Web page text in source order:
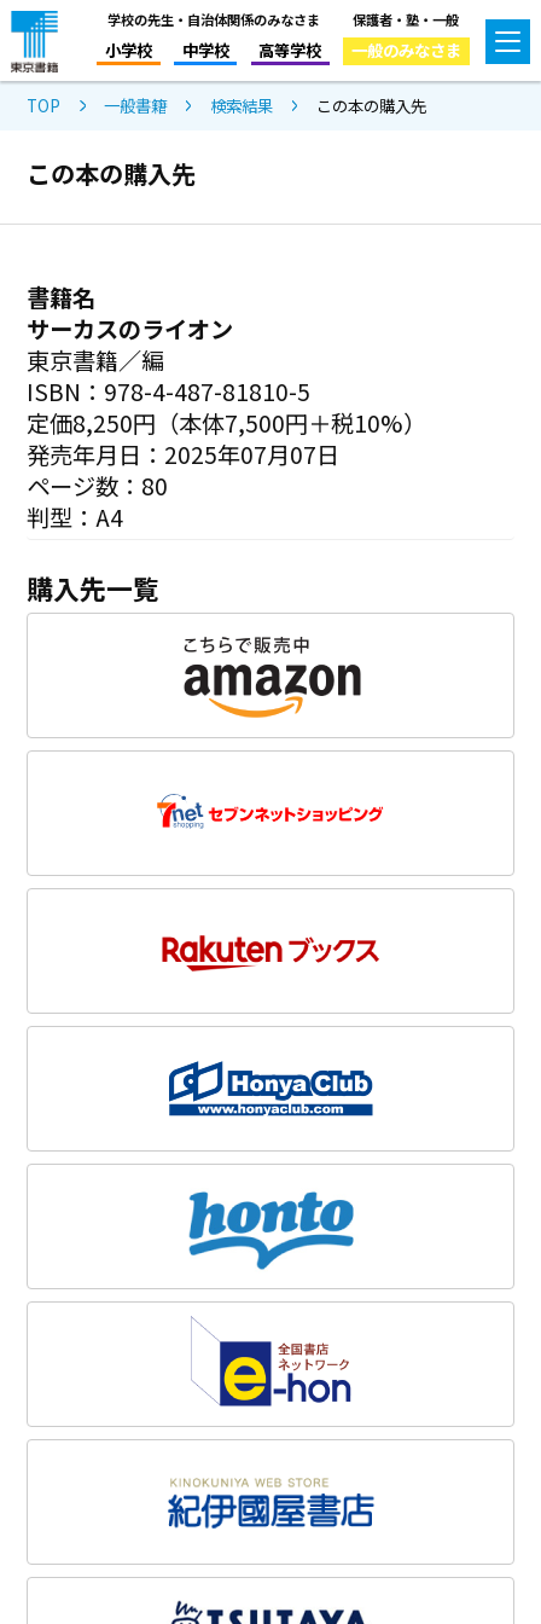
学校の先生・自治体関係のみなさま
小学校 中学校 高等学校
保護者・塾・一般
一般のみなさま
TOP 一般書籍 検索結果 この本の購入先
この本の購入先
書籍名
サーカスのライオン
東京書籍／編
ISBN：978-4-487-81810-5
定価8,250円（本体7,500円＋税10%）
発売年月日：2025年07月07日
ページ数：80
判型：A4
購入先一覧